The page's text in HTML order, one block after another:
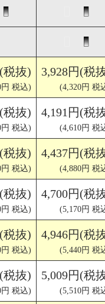
税抜)
円 税込)
3,928円(税
(4,320円 税
税抜)
円 税込)
4,191円(税
(4,610円 税
税抜)
円 税込)
4,437円(税
(4,880円 税
税抜)
円 税込)
4,700円(税
(5,170円 税
税抜)
円 税込)
4,946円(税
(5,440円 税
税抜)
円 税込)
5,009円(税
(5,510円 税